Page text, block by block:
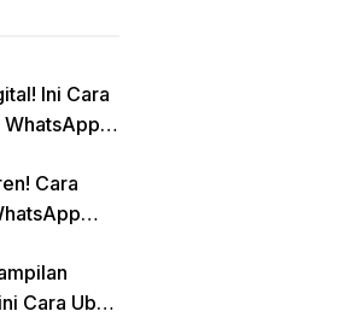
Ini Cara
Cara
Cara Ubah